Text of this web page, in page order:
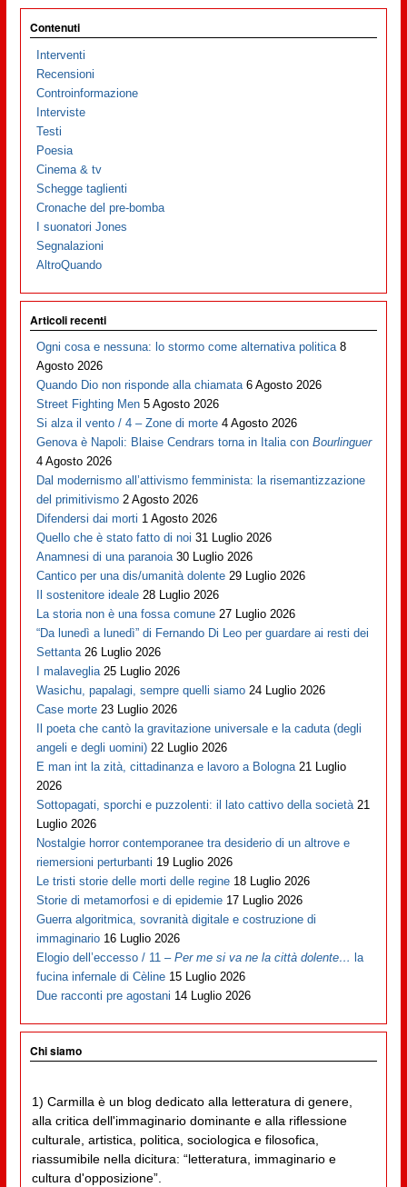
Contenuti
Interventi
Recensioni
Controinformazione
Interviste
Testi
Poesia
Cinema & tv
Schegge taglienti
Cronache del pre-bomba
I suonatori Jones
Segnalazioni
AltroQuando
Articoli recenti
Ogni cosa e nessuna: lo stormo come alternativa politica 8
Agosto 2026
Quando Dio non risponde alla chiamata 6 Agosto 2026
Street Fighting Men 5 Agosto 2026
Si alza il vento / 4 – Zone di morte 4 Agosto 2026
Genova è Napoli: Blaise Cendrars torna in Italia conBourlinguer
4 Agosto 2026
Dal modernismo all’attivismo femminista: la risemantizzazione
del primitivismo 2 Agosto 2026
Difendersi dai morti 1 Agosto 2026
Quello che è stato fatto di noi 31 Luglio 2026
Anamnesi di una paranoia 30 Luglio 2026
Cantico per una dis/umanità dolente 29 Luglio 2026
Il sostenitore ideale 28 Luglio 2026
La storia non è una fossa comune 27 Luglio 2026
“Da lunedì a lunedì” di Fernando Di Leo per guardare ai resti dei
Settanta 26 Luglio 2026
I malaveglia 25 Luglio 2026
Wasichu, papalagi, sempre quelli siamo 24 Luglio 2026
Case morte 23 Luglio 2026
Il poeta che cantò la gravitazione universale e la caduta (degli
angeli e degli uomini) 22 Luglio 2026
E man int la zità, cittadinanza e lavoro a Bologna 21 Luglio
2026
Sottopagati, sporchi e puzzolenti: il lato cattivo della società 21
Luglio 2026
Nostalgie horror contemporanee tra desiderio di un altrove e
riemersioni perturbanti 19 Luglio 2026
Le tristi storie delle morti delle regine 18 Luglio 2026
Storie di metamorfosi e di epidemie 17 Luglio 2026
Guerra algoritmica, sovranità digitale e costruzione di
immaginario 16 Luglio 2026
Elogio dell’eccesso / 11 –Per me si va ne la città dolente… la
fucina infernale di Cèline 15 Luglio 2026
Due racconti pre agostani 14 Luglio 2026
Chi siamo
1) Carmilla è un blog dedicato alla letteratura di genere,
alla critica dell'immaginario dominante e alla riflessione
culturale, artistica, politica, sociologica e filosofica,
riassumibile nella dicitura: “letteratura, immaginario e
cultura d'opposizione”.